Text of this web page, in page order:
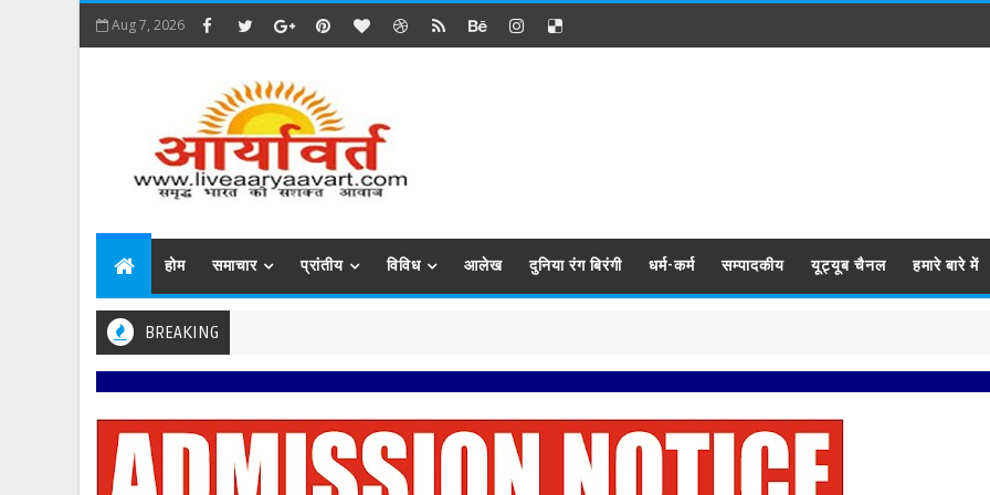
Aug 7, 2026
होम समाचार प्रांतीय विविध आलेख दुनिया रंग बिरंगी धर्म-कर्म सम्पादकीय यूट्यूब चैनल हमारे बारे में
BREAKING